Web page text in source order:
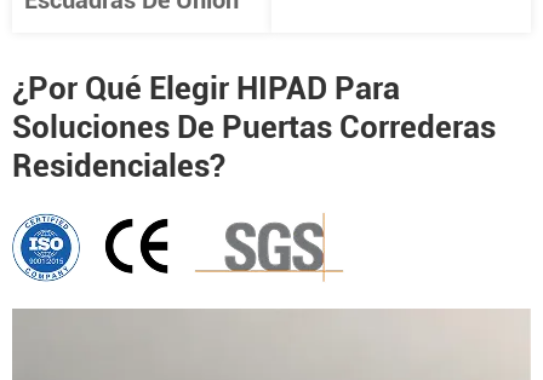
¿Por Qué Elegir HIPAD Para
Soluciones De Puertas Correderas
Residenciales?